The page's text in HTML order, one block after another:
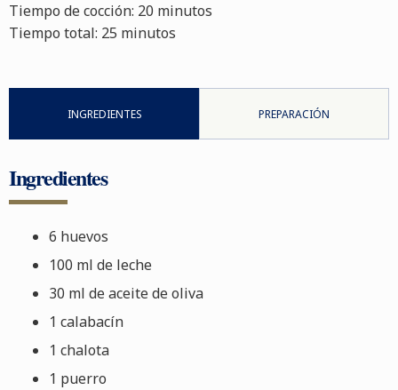
Tiempo de cocción: 20 minutos
Tiempo total: 25 minutos
INGREDIENTES PREPARACIÓN
Ingredientes
6 huevos
100 ml de leche
30 ml de aceite de oliva
1 calabacín
1 chalota
1 puerro